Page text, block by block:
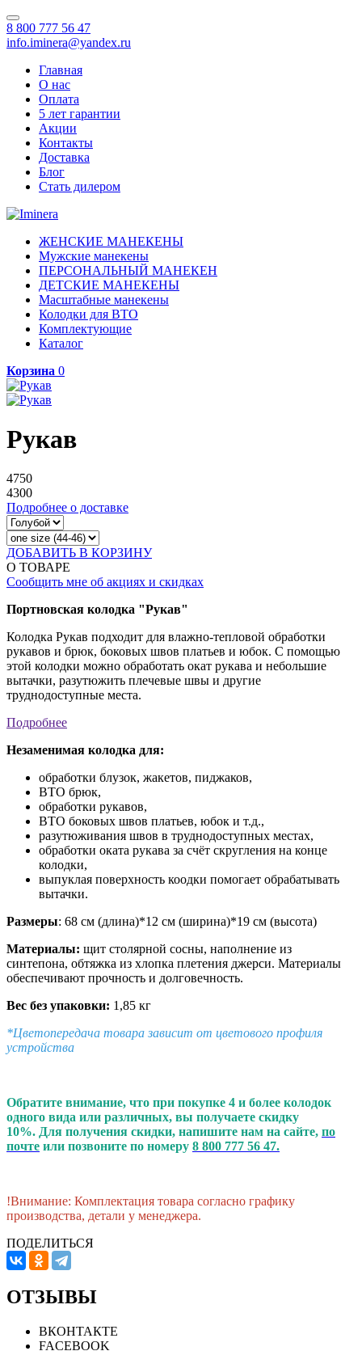
8 800 777 56 47
info.iminera@yandex.ru
Главная
О нас
Оплата
5 лет гарантии
Акции
Контакты
Доставка
Блог
Стать дилером
ЖЕНСКИЕ МАНЕКЕНЫ
Мужские манекены
ПЕРСОНАЛЬНЫЙ МАНЕКЕН
ДЕТСКИЕ МАНЕКЕНЫ
Масштабные манекены
Колодки для ВТО
Комплектующие
Каталог
Корзина 0
Рукав
4750
4300
Подробнее о доставке
ДОБАВИТЬ В КОРЗИНУ
О ТОВАРЕ
Сообщить мне об акциях и скидках
Портновская колодка "Рукав"
Колодка Рукав подходит для влажно-тепловой обработки
рукавов и брюк, боковых швов платьев и юбок. С помощью
этой колодки можно обработать окат рукава и небольшие
вытачки, разутюжить плечевые швы и другие
труднодоступные места.
Подробнее
Незаменимая колодка для:
обработки блузок, жакетов, пиджаков,
ВТО брюк,
обработки рукавов,
ВТО боковых швов платьев, юбок и т.д.,
разутюживания швов в труднодоступных местах,
обработки оката рукава за счёт скругления на конце
колодки,
выпуклая поверхность коодки помогает обрабатывать
вытачки.
Размеры: 68 см (длина)*12 см (ширина)*19 см (высота)
Материалы: щит столярной сосны, наполнение из
синтепона, обтяжка из хлопка плетения джерси. Материалы
обеспечивают прочность и долговечность.
Вес без упаковки: 1,85 кг
*Цветопередача товара зависит от цветового профиля
устройства
Обратите внимание, что при покупке 4 и более колодок
одного вида или различных, вы получаете скидку
10%. Для получения скидки, напишите нам на сайте, по
почте или позвоните по номеру 8 800 777 56 47.
!Внимание: Комплектация товара согласно графику
производства, детали у менеджера.
ПОДЕЛИТЬСЯ
ОТЗЫВЫ
ВКОНТАКТЕ
FACEBOOK